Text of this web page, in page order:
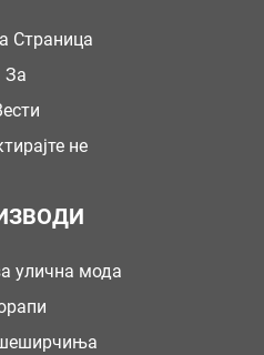
Страница
За
не
улична мода